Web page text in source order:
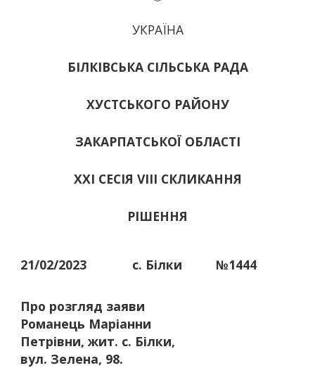
УКРАЇНА
БІЛКІВСЬКА СІЛЬСЬКА РАДА
ХУСТСЬКОГО РАЙОНУ
ЗАКАРПАТСЬКОЇ ОБЛАСТІ
ХХІ СЕСІЯ VIII СКЛИКАННЯ
РІШЕННЯ
21/02/2023 с. Білки №1444
Про розгляд заяви
Романець Маріанни
Петрівни, жит. с. Білки,
вул. Зелена, 98.